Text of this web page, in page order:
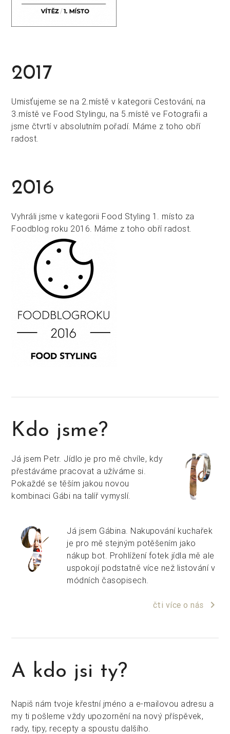
2017
Umisťujeme se na 2.místě v kategorii Cestování, na
3.místě ve Food Stylingu, na 5.místě ve Fotografii a
jsme čtvrtí v absolutním pořadí. Máme z toho obří
radost.
2016
Vyhráli jsme v kategorii Food Styling 1. místo za
Foodblog roku 2016. Máme z toho obří radost.
Kdo jsme?
Já jsem Petr. Jídlo je pro mě chvíle, kdy
přestáváme pracovat a užíváme si.
Pokaždé se těším jakou novou
kombinaci Gábi na talíř vymyslí.
Já jsem Gábina. Nakupování kuchařek
je pro mě stejným potěšením jako
nákup bot. Prohlížení fotek jídla mě ale
uspokojí podstatně více než listování v
módních časopisech.
čti více o nás keyboard_arrow_right
A kdo jsi ty?
Napiš nám tvoje křestní jméno a e-mailovou adresu a
my ti pošleme vždy upozornění na nový příspěvek,
rady, tipy, recepty a spoustu dalšího.